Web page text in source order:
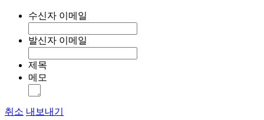
수신자 이메일
발신자 이메일
제목
메모
취소 내보내기